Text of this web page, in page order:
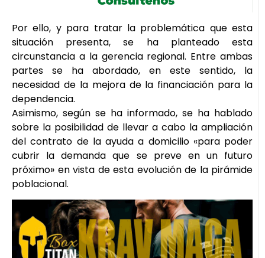
Por ello, y para tratar la problemática que esta
situación presenta, se ha planteado esta
circunstancia a la gerencia regional. Entre ambas
partes se ha abordado, en este sentido, la
necesidad de la mejora de la financiación para la
dependencia.
Asimismo, según se ha informado, se ha hablado
sobre la posibilidad de llevar a cabo la ampliación
del contrato de la ayuda a domicilio «para poder
cubrir la demanda que se preve en un futuro
próximo» en vista de esta evolución de la pirámide
poblacional.